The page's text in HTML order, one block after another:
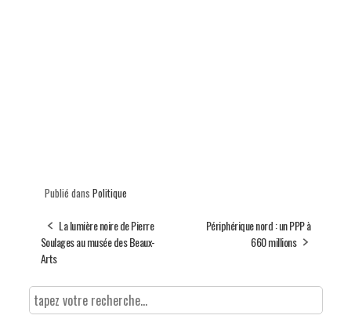
Publié dans Politique
La lumière noire de Pierre
Soulages au musée des Beaux-
Arts
Périphérique nord : un PPP à
660 millions